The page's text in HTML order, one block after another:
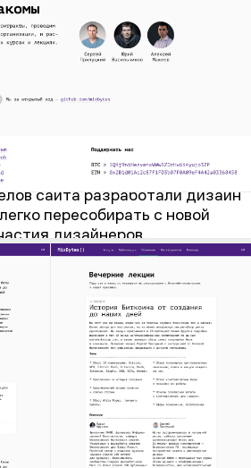
сайта разработали дизайн
пересобирать с новой
дизайнеров.